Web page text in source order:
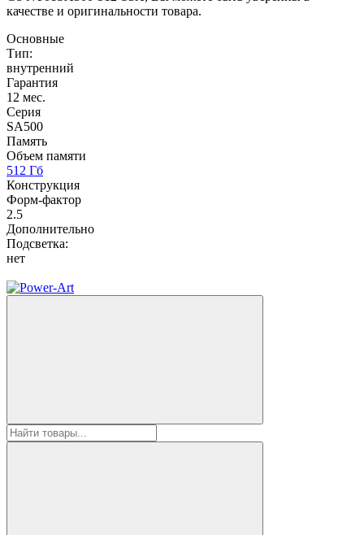
качестве и оригинальности товара.
Основные
Тип:
внутренний
Гарантия
12 мес.
Серия
SA500
Память
Объем памяти
512 Гб
Конструкция
Форм-фактор
2.5
Дополнительно
Подсветка:
нет